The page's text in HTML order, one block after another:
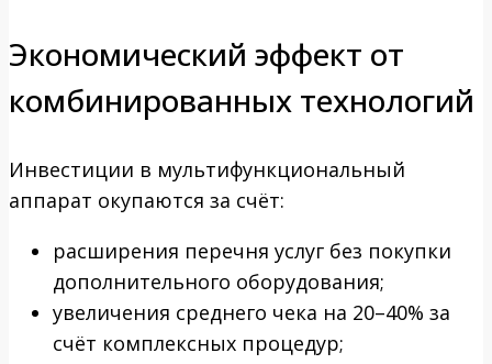
Экономический эффект от
комбинированных технологий
Инвестиции в мультифункциональный
аппарат окупаются за счёт:
расширения перечня услуг без покупки
дополнительного оборудования;
увеличения среднего чека на 20–40% за
счёт комплексных процедур;